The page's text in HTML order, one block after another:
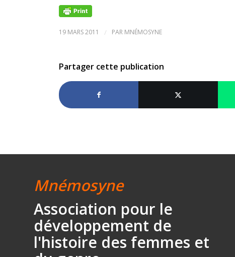
19 MARS 2011 / PAR MNÉMOSYNE
Partager cette publication
Mnémosyne
Association pour le
développement de
l'histoire des femmes et